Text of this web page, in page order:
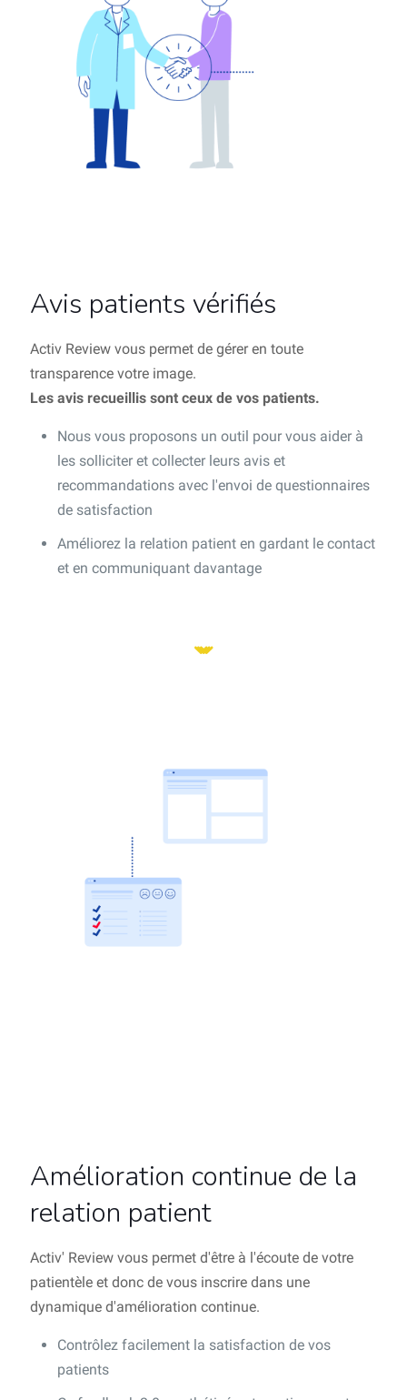
Avis patients vérifiés
Activ Review vous permet de gérer en toute
transparence votre image.
Les avis recueillis sont ceux de vos patients.
Nous vous proposons un outil pour vous aider à
les solliciter et collecter leurs avis et
recommandations avec l'envoi de questionnaires
de satisfaction
Améliorez la relation patient en gardant le contact
et en communiquant davantage
Amélioration continue de la
relation patient
Activ' Review vous permet d'être à l'écoute de votre
patientèle et donc de vous inscrire dans une
dynamique d'amélioration continue.
Contrôlez facilement la satisfaction de vos
patients